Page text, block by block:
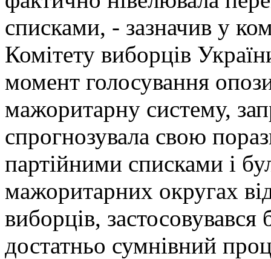
списками, - зазначив у
Комітету виборців
момент голосування
мажоритарну систему,
спрогнозувала свою
партійними списками і
мажоритарних округах
виборців,
достатньо сумнівний